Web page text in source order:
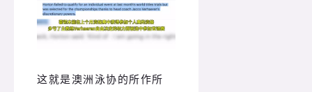
这就是澳洲泳协的所作所